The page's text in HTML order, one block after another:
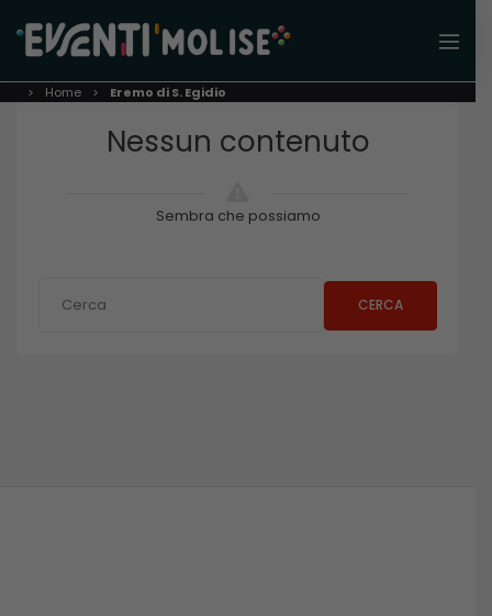
Home Eremo di S. Egidio
Nessun contenuto
Sembra che possiamo
CERCA